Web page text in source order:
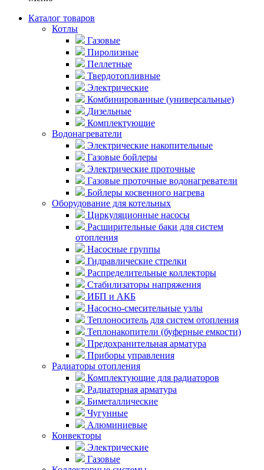
Каталог товаров
Котлы
Газовые
Пиролизные
Пеллетные
Твердотопливные
Электрические
Комбинированные (универсальные)
Дизельные
Комплектующие
Водонагреватели
Электрические накопительные
Газовые бойлеры
Электрические проточные
Газовые проточные водонагреватели
Бойлеры косвенного нагрева
Оборудование для котельных
Циркуляционные насосы
Расширительные баки для систем
отопления
Насосные группы
Гидравлические стрелки
Распределительные коллекторы
Стабилизаторы напряжения
ИБП и АКБ
Насосно-смесительные узлы
Теплоноситель для систем отопления
Теплонакопители (буферные емкости)
Предохранительная арматура
Приборы управления
Радиаторы отопления
Комплектующие для радиаторов
Радиаторная арматура
Биметаллические
Чугунные
Алюминиевые
Конвекторы
Электрические
Газовые